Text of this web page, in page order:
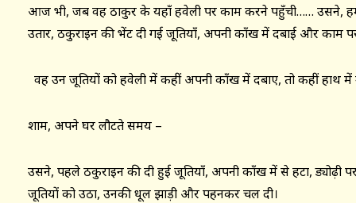
आज भी, जब वह ठाकुर के यहाँ हवेली पर काम करने पहुँची…… उसने,
उतार, ठकुराइन की भेंट दी गई जूतियाँ, अपनी काँख में दबाई और काम
वह उन जूतियों को हवेली में कहीं अपनी काँख में दबाए, तो कहीं हाथ में
शाम, अपने घर लौटते समय –
उसने, पहले ठकुराइन की दी हुई जूतियाँ, अपनी काँख में से हटा, ड्योढ़ी पर
जूतियों को उठा, उनकी धूल झाड़ी और पहनकर चल दी।